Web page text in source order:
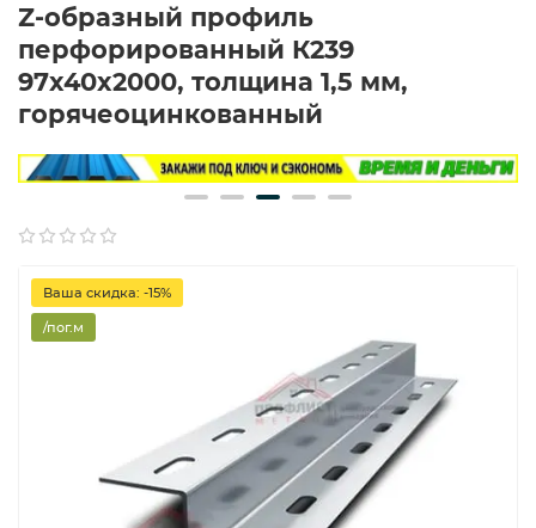
Z-образный профиль
перфорированный К239
97x40x2000, толщина 1,5 мм,
горячеоцинкованный
Ваша скидка: -15%
/пог.м